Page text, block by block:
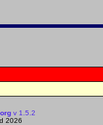
v 1.5.2
2026